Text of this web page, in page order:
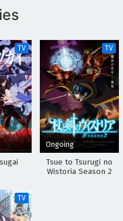
TV TV
Ongoing
Tsue to Tsurugi no
Wistoria Season 2
TV